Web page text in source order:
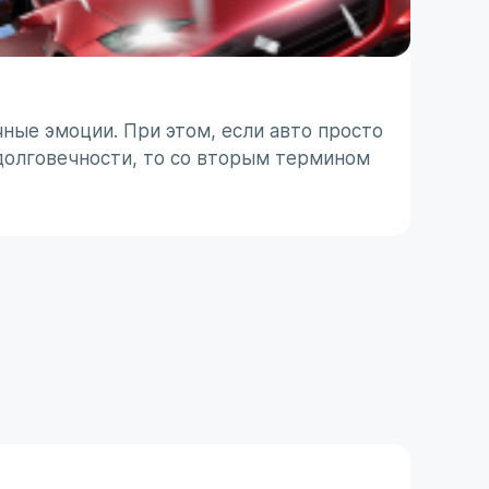
эмоции. При этом, если авто просто
то со вторым термином